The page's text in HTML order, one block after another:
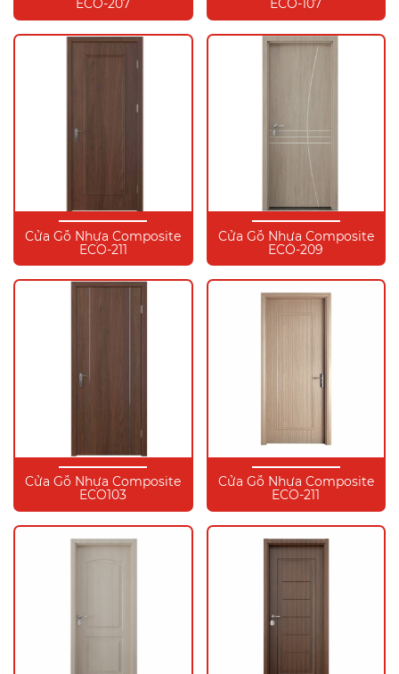
ECO-207 ECO-107
Cửa Gỗ Nhựa Composite
ECO-211
Cửa Gỗ Nhựa Composite
ECO-209
Cửa Gỗ Nhựa Composite
ECO103
Cửa Gỗ Nhựa Composite
ECO-211